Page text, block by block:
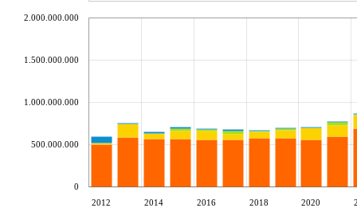
2012 2014 2016 2018 2020
0
500.000.000
1.000.000.000
1.500.000.000
2.000.000.000